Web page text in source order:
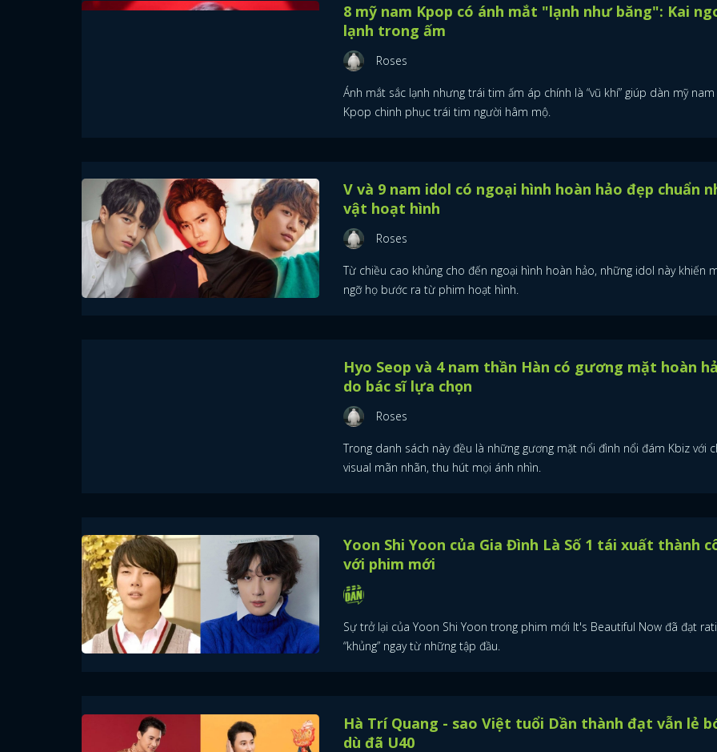
8 mỹ nam Kpop có ánh mắt "lạnh như băng": Kai
lạnh trong ấm
Roses
Ánh mắt sắc lạnh nhưng trái tim ấm áp chính là “vũ khí” giúp dàn mỹ nam
Kpop chinh phục trái tim người hâm mộ.
V và 9 nam idol có ngoại hình hoàn hảo đẹp chuẩn
vật hoạt hình
Roses
Từ chiều cao khủng cho đến ngoại hình hoàn hảo, những idol này khiến
ngỡ họ bước ra từ phim hoạt hình.
Hyo Seop và 4 nam thần Hàn có gương mặt hoàn
do bác sĩ lựa chọn
Roses
Trong danh sách này đều là những gương mặt nổi đình nổi đám Kbiz với
visual mãn nhãn, thu hút mọi ánh nhìn.
Yoon Shi Yoon của Gia Đình Là Số 1 tái xuất thành
với phim mới
Sự trở lại của Yoon Shi Yoon trong phim mới It's Beautiful Now đã đạt
“khủng” ngay từ những tập đầu.
Hà Trí Quang - sao Việt tuổi Dần thành đạt vẫn lẻ
dù đã U40